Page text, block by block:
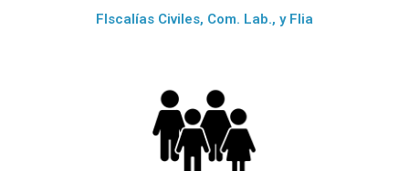
FIscalías Civiles, Com. Lab., y Flia